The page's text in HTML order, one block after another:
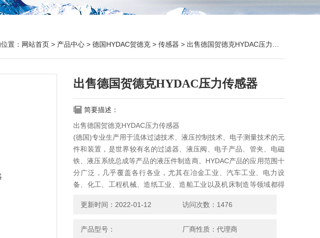
置： 网站首页 > 产品中心 > 德国HYDAC贺德克 > 传感器 > 出售德国贺德克HYDAC压力传感器
出售德国贺德克HYDAC压力传感器
简要描述：
出售德国贺德克HYDAC压力传感器
(德国)专业生产用于流体过滤技术、液压控制技术、电子测量技术的元
件和装置，是世界较有名的过滤器、液压阀、电子产品、管夹、电磁
铁、液压系统总成等产品的液压件制造商。HYDAC产品的应用范围十
分广泛，几乎覆盖各行各业，尤其在冶金工业、汽车工业、电力设
备、化工、工程机械、造纸工业、造船工业以及机床制造等领域都得
更新时间：2022-01-12
访问次数：1476
产品型号： 厂商性质：代理商